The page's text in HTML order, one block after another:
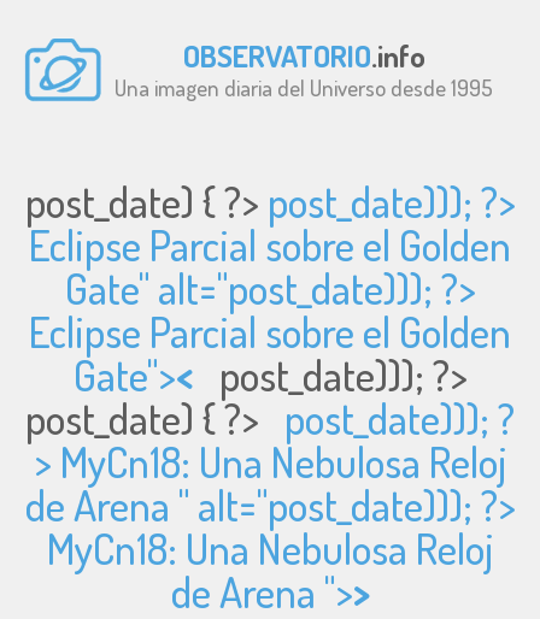
OBSERVATORIO.info
Una imagen diaria del Universo desde 1995
post_date) { ?> post_date))); ?>
Eclipse Parcial sobre el Golden
Gate" alt="post_date))); ?>
Eclipse Parcial sobre el Golden
Gate">< post_date))); ?>
post_date) { ?> post_date))); ?
> MyCn18: Una Nebulosa Reloj
de Arena " alt="post_date))); ?>
MyCn18: Una Nebulosa Reloj
de Arena ">>